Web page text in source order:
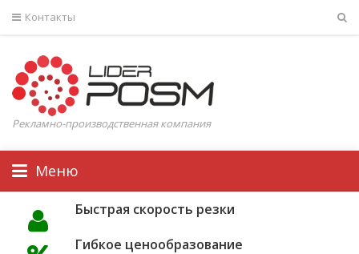
Контакты
Рекламно-производственная компания
Меню
Быстрая скорость резки
Гибкое ценообразование